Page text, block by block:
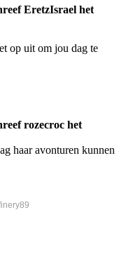
EretzIsrael het
op uit om jou dag te
rozecroc het
haar avonturen kunnen